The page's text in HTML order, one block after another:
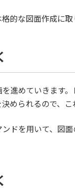
的な図面作成に取
進めていきます
められるので、
ドを用いて、図